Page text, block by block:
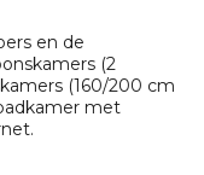
en de
(2
(160/200 cm
met